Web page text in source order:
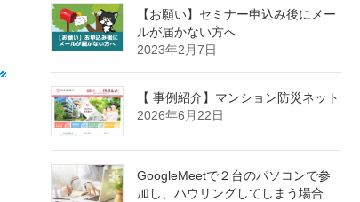
【お願い】セミナー申込み後にメー
ルが届かない方へ
2023年2月7日
【 事例紹介】マンション防災ネット
2026年6月22日
GoogleMeetで２台のパソコンで参
加し、ハウリングしてしまう場合